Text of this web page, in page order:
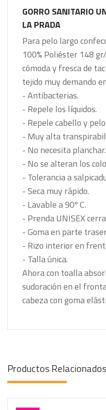
GORRO SANITARIO
LA PRADA
Para pelo largo
100% Poliéster 148
cómoda y fresca de
tejido muy demando
- Antibacterias.
- Repele los líquidos.
- Repele cabello y
- Muy alta
- No necesita planchar.
- No se alteran los
- Tolerancia a
- Seca muy rápido.
- Lavable a 90º C.
- Prenda UNISEX
- Goma en parte
- Rizo interior en
- Talla única.
Ahora con toalla
sudoración en el
cabeza con goma
Productos Relacionados